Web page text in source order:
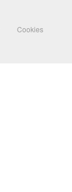
Cookies